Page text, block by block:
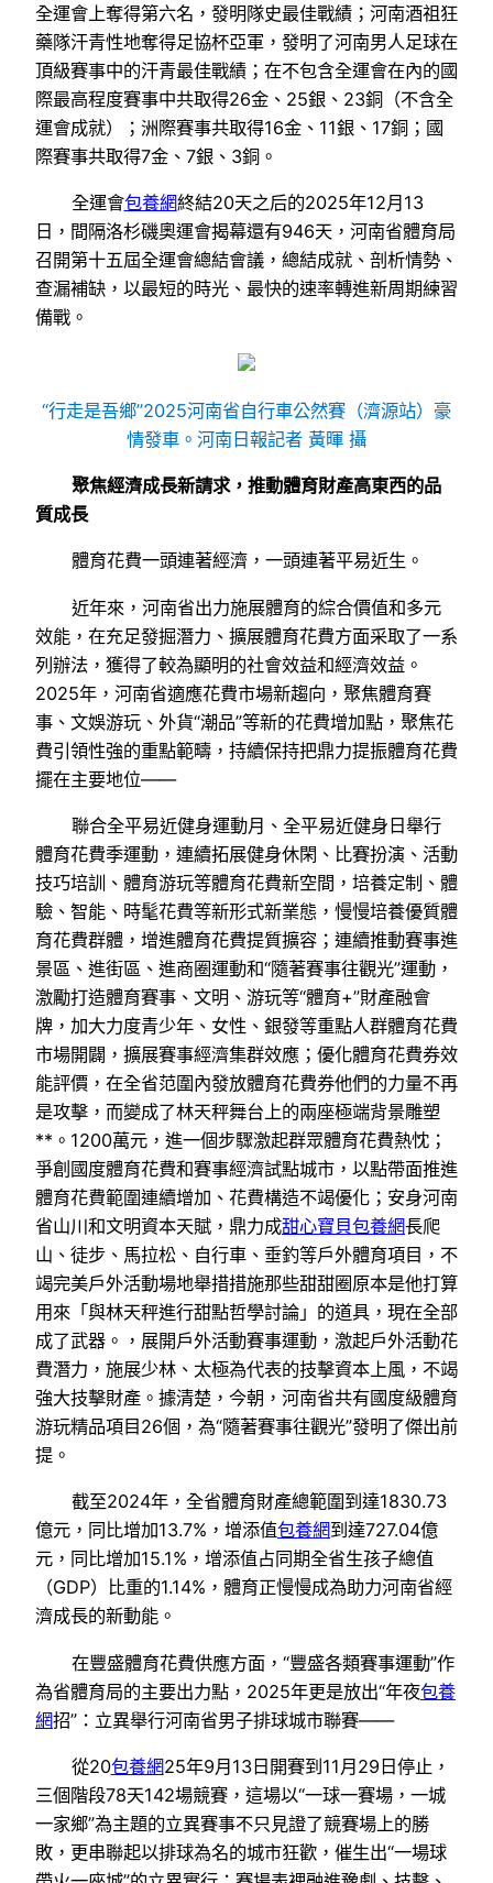
全運會上奪得第六名，發明隊史最佳戰績；河南酒祖狂
藥隊汗青性地奪得足協杯亞軍，發明了河南男人足球在
頂級賽事中的汗青最佳戰績；在不包含全運會在內的國
際最高程度賽事中共取得26金、25銀、23銅（不含全
運會成就）；洲際賽事共取得16金、11銀、17銅；國
際賽事共取得7金、7銀、3銅。
全運會包養網終結20天之后的2025年12月13
日，間隔洛杉磯奧運會揭幕還有946天，河南省體育局
召開第十五屆全運會總結會議，總結成就、剖析情勢、
查漏補缺，以最短的時光、最快的速率轉進新周期練習
備戰。
“行走是吾鄉”2025河南省自行車公然賽（濟源站）豪
情發車。河南日報記者 黃暉 攝
聚焦經濟成長新請求，推動體育財產高東西的品
質成長
體育花費一頭連著經濟，一頭連著平易近生。
近年來，河南省出力施展體育的綜合價值和多元
效能，在充足發掘潛力、擴展體育花費方面采取了一系
列辦法，獲得了較為顯明的社會效益和經濟效益。
2025年，河南省適應花費市場新趨向，聚焦體育賽
事、文娛游玩、外貨“潮品”等新的花費增加點，聚焦花
費引領性強的重點範疇，持續保持把鼎力提振體育花費
擺在主要地位——
聯合全平易近健身運動月、全平易近健身日舉行
體育花費季運動，連續拓展健身休閑、比賽扮演、活動
技巧培訓、體育游玩等體育花費新空間，培養定制、體
驗、智能、時髦花費等新形式新業態，慢慢培養優質體
育花費群體，增進體育花費提質擴容；連續推動賽事進
景區、進街區、進商圈運動和“隨著賽事往觀光”運動，
激勵打造體育賽事、文明、游玩等“體育+”財產融會
牌，加大力度青少年、女性、銀發等重點人群體育花費
市場開闢，擴展賽事經濟集群效應；優化體育花費券效
能評價，在全省范圍內發放體育花費券他們的力量不再
是攻擊，而變成了林天秤舞台上的兩座極端背景雕塑
**。1200萬元，進一個步驟激起群眾體育花費熱忱；
爭創國度體育花費和賽事經濟試點城市，以點帶面推進
體育花費範圍連續增加、花費構造不竭優化；安身河南
省山川和文明資本天賦，鼎力成甜心寶貝包養網長爬
山、徒步、馬拉松、自行車、垂釣等戶外體育項目，不
竭完美戶外活動場地舉措措施那些甜甜圈原本是他打算
用來「與林天秤進行甜點哲學討論」的道具，現在全部
成了武器。，展開戶外活動賽事運動，激起戶外活動花
費潛力，施展少林、太極為代表的技擊資本上風，不竭
強大技擊財產。據清楚，今朝，河南省共有國度級體育
游玩精品項目26個，為“隨著賽事往觀光”發明了傑出前
提。
截至2024年，全省體育財產總範圍到達1830.73
億元，同比增加13.7%，增添值包養網到達727.04億
元，同比增加15.1%，增添值占同期全省生孩子總值
（GDP）比重的1.14%，體育正慢慢成為助力河南省經
濟成長的新動能。
在豐盛體育花費供應方面，“豐盛各類賽事運動”作
為省體育局的主要出力點，2025年更是放出“年夜包養
網招”：立異舉行河南省男子排球城市聯賽——
從20包養網25年9月13日開賽到11月29日停止，
三個階段78天142場競賽，這場以“一球一賽場，一城
一家鄉”為主題的立異賽事不只見證了競賽場上的勝
敗，更串聯起以排球為名的城市狂歡，催生出“一場球